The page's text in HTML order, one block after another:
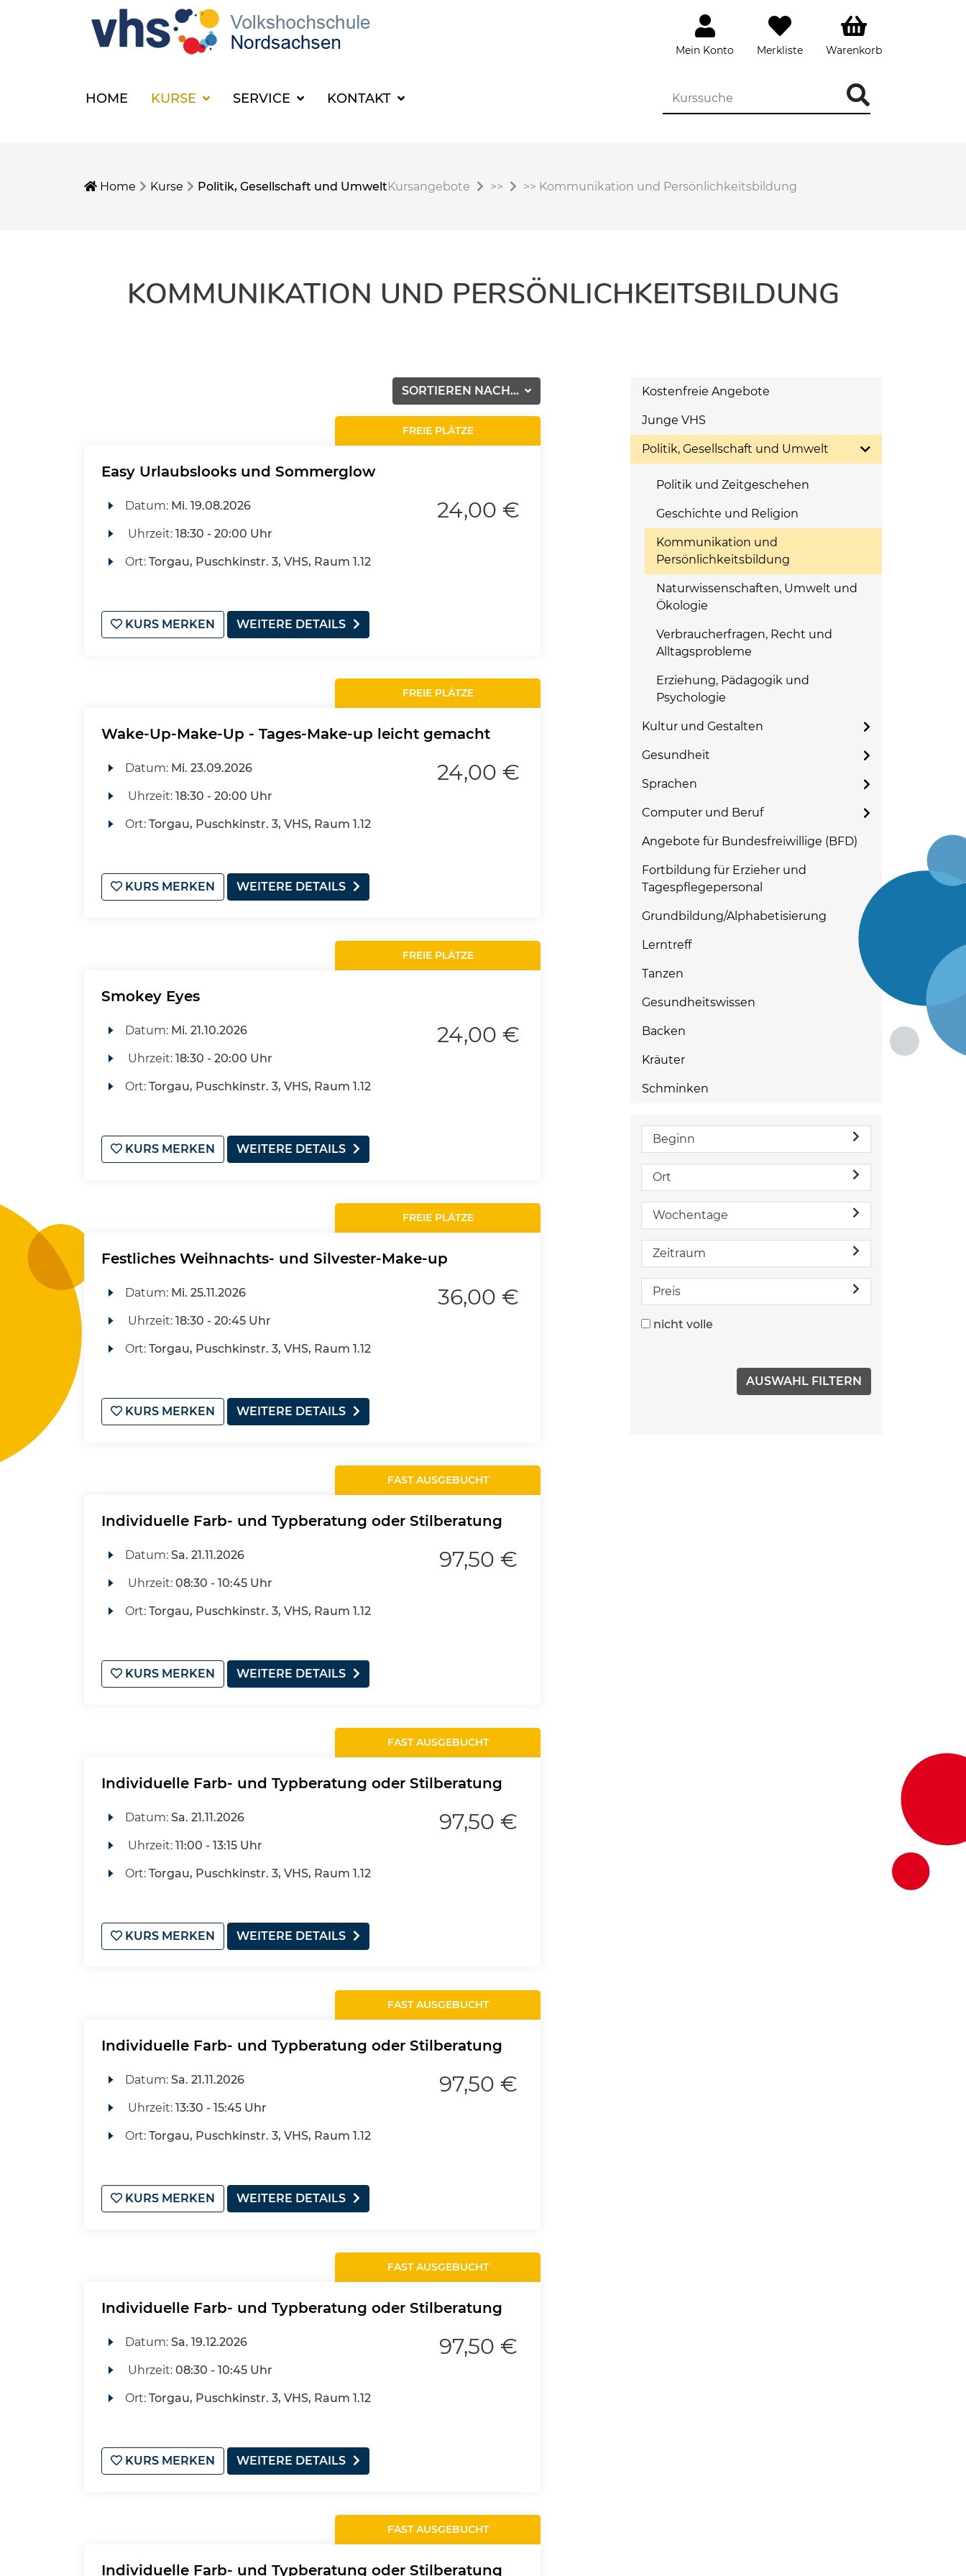
Mein Konto Merkliste Warenkorb
HOME KURSE SERVICE KONTAKT
Home Kurse Politik, Gesellschaft und UmweltKursangebote >> >> Kommunikation und Persönlichkeitsbildung
KOMMUNIKATION UND PERSÖNLICHKEITSBILDUNG
SORTIEREN NACH...
FREIE PLÄTZE
Easy Urlaubslooks und Sommerglow
Datum: Mi. 19.08.2026
Uhrzeit: 18:30 - 20:00 Uhr
Ort: Torgau, Puschkinstr. 3, VHS, Raum 1.12
24,00 €
KURS MERKEN WEITERE DETAILS
FREIE PLÄTZE
Wake-Up-Make-Up - Tages-Make-up leicht gemacht
Datum: Mi. 23.09.2026
Uhrzeit: 18:30 - 20:00 Uhr
Ort: Torgau, Puschkinstr. 3, VHS, Raum 1.12
24,00 €
KURS MERKEN WEITERE DETAILS
FREIE PLÄTZE
Smokey Eyes
Datum: Mi. 21.10.2026
Uhrzeit: 18:30 - 20:00 Uhr
Ort: Torgau, Puschkinstr. 3, VHS, Raum 1.12
24,00 €
KURS MERKEN WEITERE DETAILS
FREIE PLÄTZE
Festliches Weihnachts- und Silvester-Make-up
Datum: Mi. 25.11.2026
Uhrzeit: 18:30 - 20:45 Uhr
Ort: Torgau, Puschkinstr. 3, VHS, Raum 1.12
36,00 €
KURS MERKEN WEITERE DETAILS
FAST AUSGEBUCHT
Individuelle Farb- und Typberatung oder Stilberatung
Datum: Sa. 21.11.2026
Uhrzeit: 08:30 - 10:45 Uhr
Ort: Torgau, Puschkinstr. 3, VHS, Raum 1.12
97,50 €
KURS MERKEN WEITERE DETAILS
FAST AUSGEBUCHT
Individuelle Farb- und Typberatung oder Stilberatung
Datum: Sa. 21.11.2026
Uhrzeit: 11:00 - 13:15 Uhr
Ort: Torgau, Puschkinstr. 3, VHS, Raum 1.12
97,50 €
KURS MERKEN WEITERE DETAILS
FAST AUSGEBUCHT
Individuelle Farb- und Typberatung oder Stilberatung
Datum: Sa. 21.11.2026
Uhrzeit: 13:30 - 15:45 Uhr
Ort: Torgau, Puschkinstr. 3, VHS, Raum 1.12
97,50 €
KURS MERKEN WEITERE DETAILS
FAST AUSGEBUCHT
Individuelle Farb- und Typberatung oder Stilberatung
Datum: Sa. 19.12.2026
Uhrzeit: 08:30 - 10:45 Uhr
Ort: Torgau, Puschkinstr. 3, VHS, Raum 1.12
97,50 €
KURS MERKEN WEITERE DETAILS
FAST AUSGEBUCHT
Individuelle Farb- und Typberatung oder Stilberatung
Kostenfreie Angebote
Junge VHS
Politik, Gesellschaft und Umwelt
Politik und Zeitgeschehen
Geschichte und Religion
Kommunikation und
Persönlichkeitsbildung
Naturwissenschaften, Umwelt und
Ökologie
Verbraucherfragen, Recht und
Alltagsprobleme
Erziehung, Pädagogik und
Psychologie
Kultur und Gestalten
Gesundheit
Sprachen
Computer und Beruf
Angebote für Bundesfreiwillige (BFD)
Fortbildung für Erzieher und
Tagespflegepersonal
Grundbildung/Alphabetisierung
Lerntreff
Tanzen
Gesundheitswissen
Backen
Kräuter
Schminken
Beginn
Ort
Wochentage
Zeitraum
Preis
nicht volle